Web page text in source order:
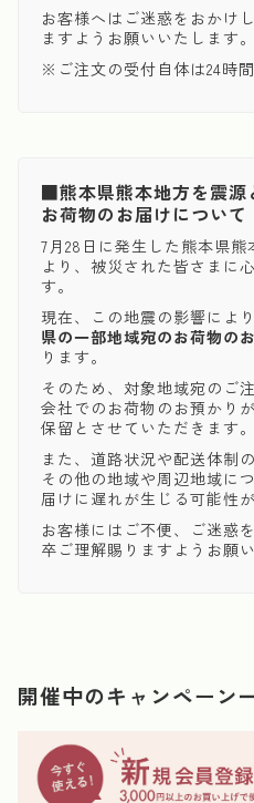
お客様へはご迷惑をおかけ
ますようお願いいたします。
※ご注文の受付自体は24時
■熊本県熊本地方を震源
お荷物のお届けについて
7月28日に発生した熊本県
より、被災された皆さまに
す。
現在、この地震の影響によ
県の一部地域宛のお荷物の
ります。
そのため、対象地域宛のご
会社でのお荷物のお預かり
保留とさせていただきます。
また、道路状況や配送体制
その他の地域や周辺地域に
届けに遅れが生じる可能性
お客様にはご不便、ご迷惑
卒ご理解賜りますようお願
開催中のキャンペーン